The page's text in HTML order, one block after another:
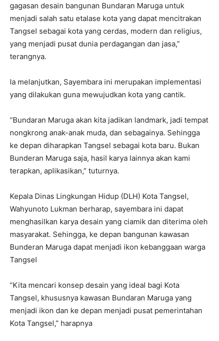
gagasan desain bangunan Bundaran Maruga untuk
menjadi salah satu etalase kota yang dapat mencitrakan
Tangsel sebagai kota yang cerdas, modern dan religius,
yang menjadi pusat dunia perdagangan dan jasa,”
terangnya.
Ia melanjutkan, Sayembara ini merupakan implementasi
yang dilakukan guna mewujudkan kota yang cantik.
“Bundaran Maruga akan kita jadikan landmark, jadi tempat
nongkrong anak-anak muda, dan sebagainya. Sehingga
ke depan diharapkan Tangsel sebagai kota baru. Bukan
Bunderan Maruga saja, hasil karya lainnya akan kami
terapkan, aplikasikan,” tuturnya.
Kepala Dinas Lingkungan Hidup (DLH) Kota Tangsel,
Wahyunoto Lukman berharap, sayembara ini dapat
menghasilkan karya desain yang ciamik dan diterima oleh
masyarakat. Sehingga, ke depan bangunan kawasan
Bunderan Maruga dapat menjadi ikon kebanggaan warga
Tangsel
“Kita mencari konsep desain yang ideal bagi Kota
Tangsel, khususnya kawasan Bundaran Maruga yang
menjadi ikon dan ke depan menjadi pusat pemerintahan
Kota Tangsel,” harapnya